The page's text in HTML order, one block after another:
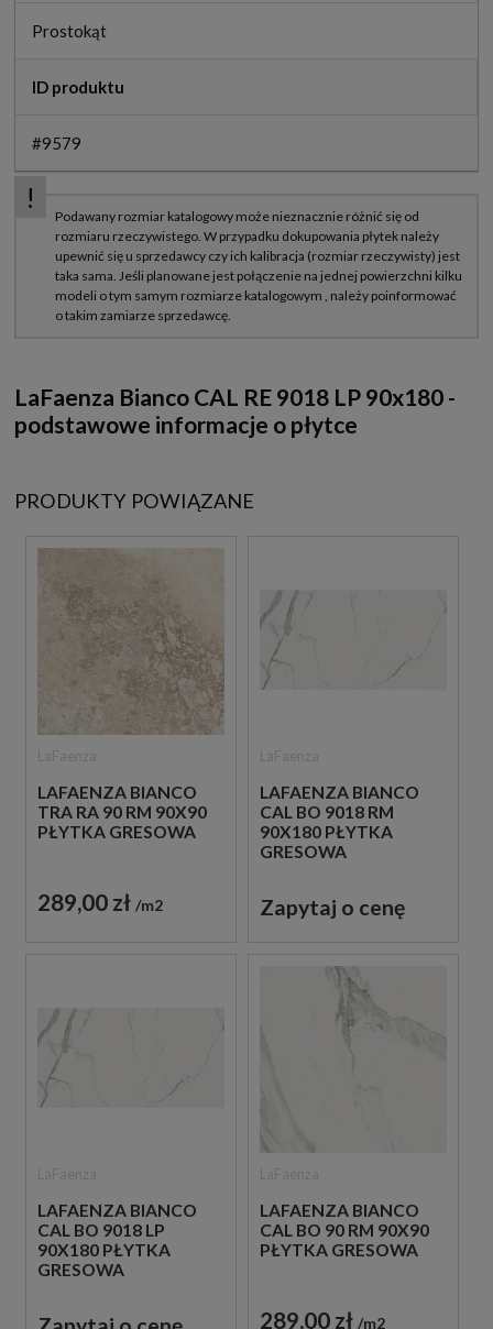
Prostokąt
ID produktu
#9579
LaFaenza Bianco CAL RE 9018 LP 90x180 -
podstawowe informacje o płytce
PRODUKTY POWIĄZANE
LAFAENZA BIANCO
TRA RA 90 RM 90X90
PŁYTKA GRESOWA
289,00 zł m2
LAFAENZA BIANCO
CAL BO 9018 RM
90X180 PŁYTKA
GRESOWA
Zapytaj o cenę
LAFAENZA BIANCO
CAL BO 9018 LP
90X180 PŁYTKA
GRESOWA
LAFAENZA BIANCO
CAL BO 90 RM 90X90
PŁYTKA GRESOWA
289,00 zł m2